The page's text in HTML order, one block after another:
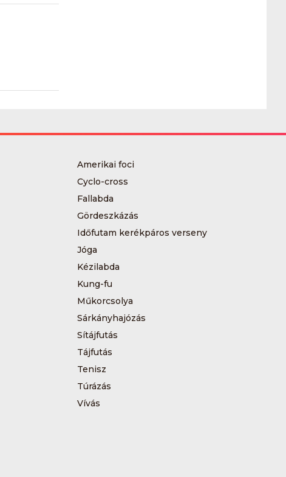
Amerikai foci
Cyclo-cross
Fallabda
Gördeszkázás
Időfutam kerékpáros verseny
Jóga
Kézilabda
Kung-fu
Műkorcsolya
Sárkányhajózás
Sítájfutás
Tájfutás
Tenisz
Túrázás
Vívás